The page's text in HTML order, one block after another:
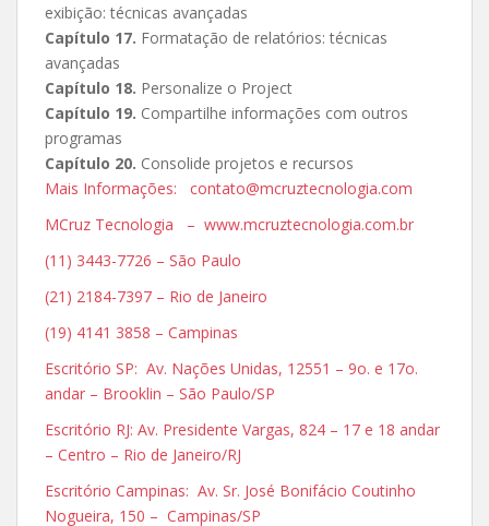
exibição: técnicas avançadas
Capítulo 17. Formatação de relatórios: técnicas
avançadas
Capítulo 18. Personalize o Project
Capítulo 19. Compartilhe informações com outros
programas
Capítulo 20. Consolide projetos e recursos
Mais Informações: contato@mcruztecnologia.com
MCruz Tecnologia – www.mcruztecnologia.com.br
(11) 3443-7726 – São Paulo
(21) 2184-7397 – Rio de Janeiro
(19) 4141 3858 – Campinas
Escritório SP: Av. Nações Unidas, 12551 – 9o. e 17o.
andar – Brooklin – São Paulo/SP
Escritório RJ: Av. Presidente Vargas, 824 – 17 e 18 andar
– Centro – Rio de Janeiro/RJ
Escritório Campinas: Av. Sr. José Bonifácio Coutinho
Nogueira, 150 – Campinas/SP